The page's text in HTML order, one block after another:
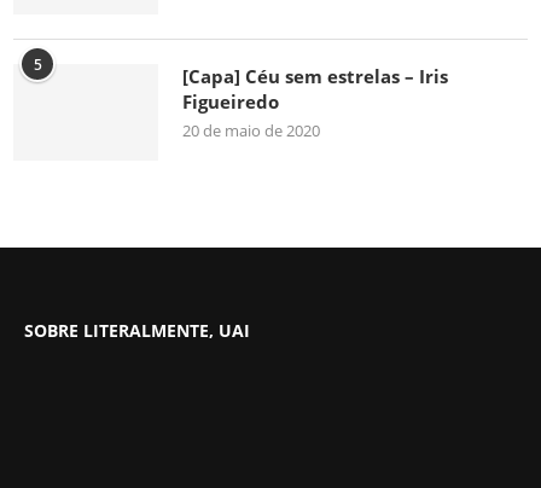
5
[Capa] Céu sem estrelas – Iris
Figueiredo
20 de maio de 2020
SOBRE LITERALMENTE, UAI